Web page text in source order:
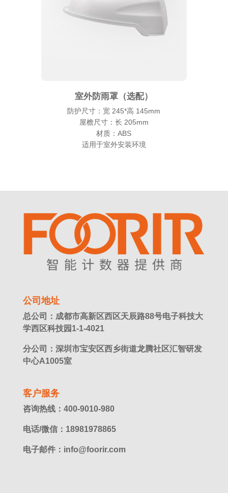
室外防雨罩（选配）
防护尺寸：宽 245*高 145mm
屋檐尺寸：长 205mm
材质：ABS
适用于室外安装环境
公司地址
总公司：成都市高新区西区天辰路88号电子科技大
学西区科技园1-1-4021
分公司：深圳市宝安区西乡街道龙腾社区汇智研发
中心A1005室
客户服务
咨询热线：400-9010-980
电话/微信：18981978865
电子邮件：info@foorir.com